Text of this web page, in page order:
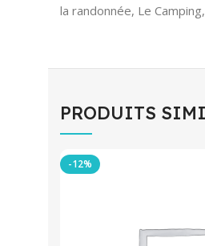
la randonnée, Le
PRODUITS
-12%